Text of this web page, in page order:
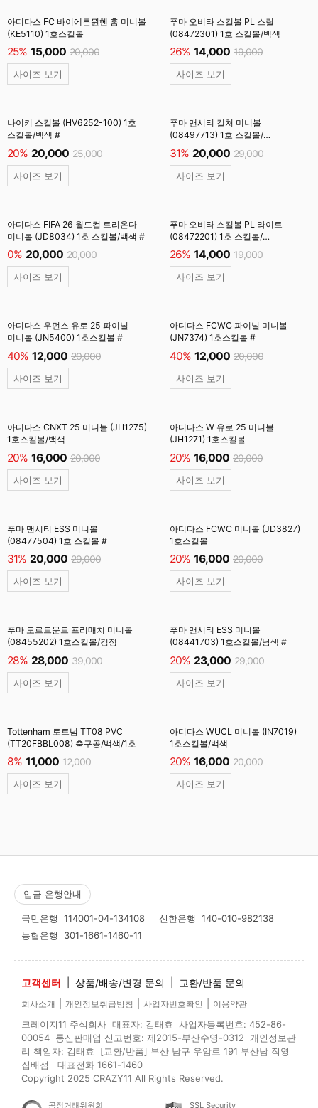
아디다스 FC 바이에른뮌헨 홈 미니볼
(KE5110) 1호스킬볼
25% 15,000 20,000
사이즈 보기
푸마 오비타 스킬볼 PL 스릴
(08472301) 1호 스킬볼/백색
26% 14,000 19,000
사이즈 보기
나이키 스킬볼 (HV6252-100) 1호
스킬볼/백색 #
20% 20,000 25,000
사이즈 보기
푸마 맨시티 컬처 미니볼
(08497713) 1호 스킬볼/
트로피컬블루
31% 20,000 29,000
사이즈 보기
아디다스 FIFA 26 월드컵 트리온다
미니볼 (JD8034) 1호 스킬볼/백색 #
0% 20,000 20,000
사이즈 보기
푸마 오비타 스킬볼 PL 라이트
(08472201) 1호 스킬볼/
플루오옐로우
26% 14,000 19,000
사이즈 보기
아디다스 우먼스 유로 25 파이널
미니볼 (JN5400) 1호스킬볼 #
40% 12,000 20,000
사이즈 보기
아디다스 FCWC 파이널 미니볼
(JN7374) 1호스킬볼 #
40% 12,000 20,000
사이즈 보기
아디다스 CNXT 25 미니볼 (JH1275)
1호스킬볼/백색
20% 16,000 20,000
사이즈 보기
아디다스 W 유로 25 미니볼
(JH1271) 1호스킬볼
20% 16,000 20,000
사이즈 보기
푸마 맨시티 ESS 미니볼
(08477504) 1호 스킬볼 #
31% 20,000 29,000
사이즈 보기
아디다스 FCWC 미니볼 (JD3827)
1호스킬볼
20% 16,000 20,000
사이즈 보기
푸마 도르트문트 프리매치 미니볼
(08455202) 1호스킬볼/검정
28% 28,000 39,000
사이즈 보기
푸마 맨시티 ESS 미니볼
(08441703) 1호스킬볼/남색 #
20% 23,000 29,000
사이즈 보기
Tottenham 토트넘 TT08 PVC
(TT20FBBL008) 축구공/백색/1호
8% 11,000 12,000
사이즈 보기
아디다스 WUCL 미니볼 (IN7019)
1호스킬볼/백색
20% 16,000 20,000
사이즈 보기
입금 은행안내
국민은행 114001-04-134108 신한은행 140-010-982138
농협은행 301-1661-1460-11
고객센터 상품/배송/변경 문의 교환/반품 문의
회사소개 개인정보취급방침 사업자번호확인 이용약관
크레이지11 주식회사 대표자: 김태효 사업자등록번호: 452-86-
00054 통신판매업 신고번호: 제2015-부산수영-0312 개인정보관
리 책임자: 김태효 [교환/반품] 부산 남구 우암로 191 부산남 직영
집배점 대표전화 1661-1460
Copyright 2025 CRAZY11 All Rights Reserved.
공정거래위원회 SSL Security